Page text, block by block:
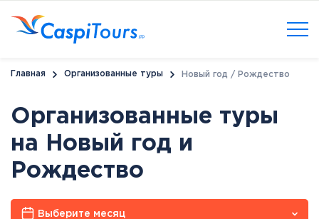
Главная Организованные туры Новый год / Рождество
Организованные туры
на Новый год и
Рождество
Выберите месяц